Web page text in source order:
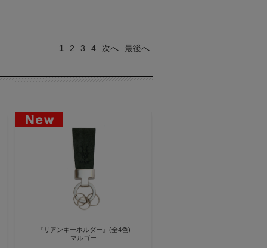
1 2 3 4 次へ 最後へ
『リアンキーホルダー』(全4色)
マルゴー